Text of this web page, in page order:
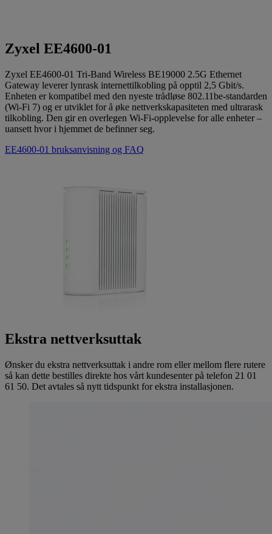
Zyxel EE4600-01
Zyxel EE4600-01 Tri-Band Wireless BE19000 2.5G Ethernet
Gateway leverer lynrask internettilkobling på opptil 2,5 Gbit/s.
Enheten er kompatibel med den nyeste trådløse 802.11be-standarden
(Wi-Fi 7) og er utviklet for å øke nettverkskapasiteten med ultrarask
tilkobling. Den gir en overlegen Wi-Fi-opplevelse for alle enheter –
uansett hvor i hjemmet de befinner seg.
EE4600-01 bruksanvisning og FAQ
Ekstra nettverksuttak
Ønsker du ekstra nettverksuttak i andre rom eller mellom flere rutere
så kan dette bestilles direkte hos vårt kundesenter på telefon 21 01
61 50. Det avtales så nytt tidspunkt for ekstra installasjonen.